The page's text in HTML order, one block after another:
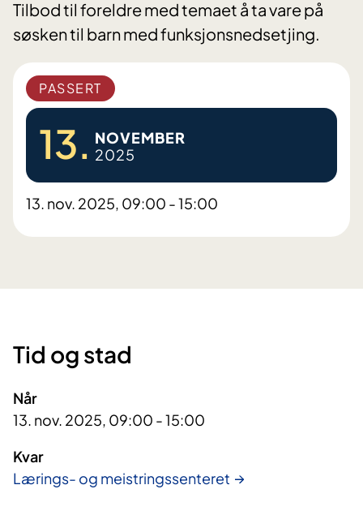
Tilbod til foreldre med temaet å ta vare på
søsken til barn med funksjonsnedsetjing.
PASSERT
13. NOVEMBER
2025
13. nov. 2025, 09:00 - 15:00
Tid og stad
Når
13. nov. 2025, 09:00 - 15:00
Kvar
Lærings- og meistringssenteret